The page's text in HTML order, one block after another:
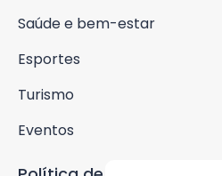
Saúde e bem-estar
Esportes
Turismo
Eventos